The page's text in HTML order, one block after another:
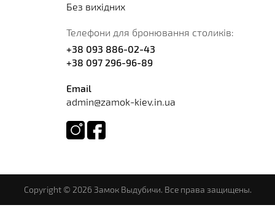
Без вихідних
Телефони для бронювання столиків:
+38 093 886-02-43
+38 097 296-96-89
Email
admin@zamok-kiev.in.ua
Copyright © 2026 Замок Выдубичи. Все права защищены.